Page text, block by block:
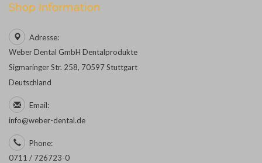
Shop Information
Adresse:
Weber Dental GmbH Dentalprodukte
Sigmaringer Str. 258, 70597 Stuttgart
Deutschland
Email:
info@weber-dental.de
Phone:
0711 / 726723-0